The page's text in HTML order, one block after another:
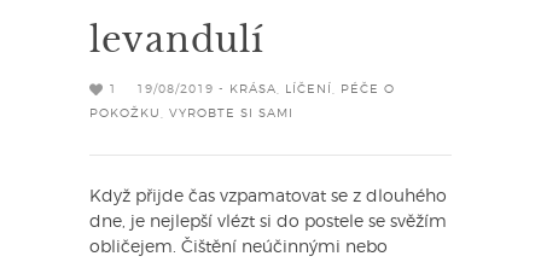
levandulí
1 19/08/2019 - KRÁSA LÍČENÍ
PÉČE O
POKOŽKU
VYROBTE SI SAMI
Když přijde čas vzpamatovat se z dlouhého
dne, je nejlepší vlézt si do postele se svěžím
obličejem. Čištění neúčinnými nebo